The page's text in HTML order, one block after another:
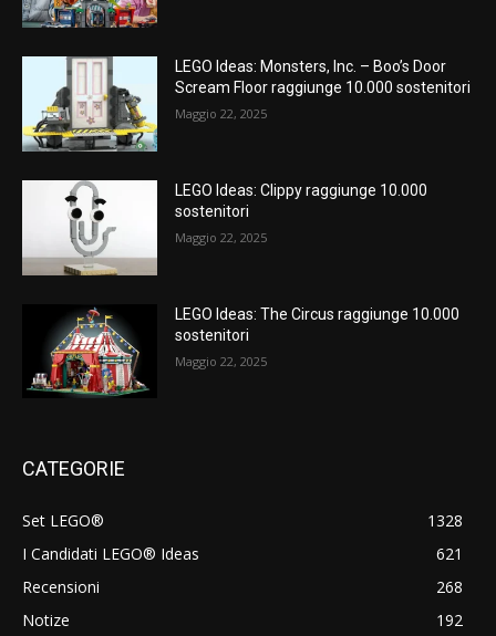
LEGO Ideas: Monsters, Inc. – Boo’s Door
Scream Floor raggiunge 10.000 sostenitori
Maggio 22, 2025
LEGO Ideas: Clippy raggiunge 10.000
sostenitori
Maggio 22, 2025
LEGO Ideas: The Circus raggiunge 10.000
sostenitori
Maggio 22, 2025
CATEGORIE
Set LEGO®
1328
I Candidati LEGO® Ideas
621
Recensioni
268
Notize
192